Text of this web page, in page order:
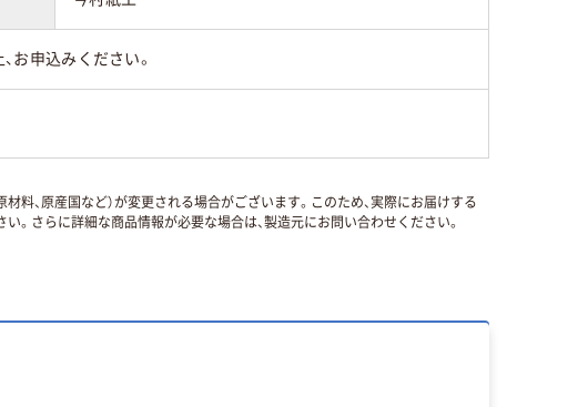
お申込みください。
料、原産国など）が変更される場合がございます。このため、実際にお届けする
さらに詳細な商品情報が必要な場合は、製造元にお問い合わせください。